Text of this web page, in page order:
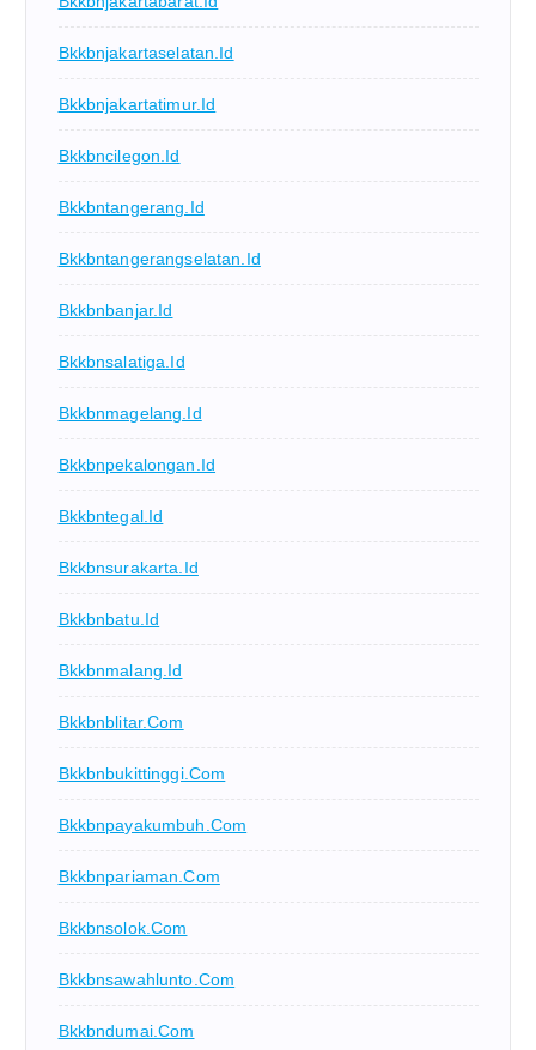
Bkkbnjakartaselatan.id
Bkkbnjakartatimur.id
Bkkbncilegon.id
Bkkbntangerang.id
Bkkbntangerangselatan.id
Bkkbnbanjar.id
Bkkbnsalatiga.id
Bkkbnmagelang.id
Bkkbnpekalongan.id
Bkkbntegal.id
Bkkbnsurakarta.id
Bkkbnbatu.id
Bkkbnmalang.id
Bkkbnblitar.com
Bkkbnbukittinggi.com
Bkkbnpayakumbuh.com
Bkkbnpariaman.com
Bkkbnsolok.com
Bkkbnsawahlunto.com
Bkkbndumai.com